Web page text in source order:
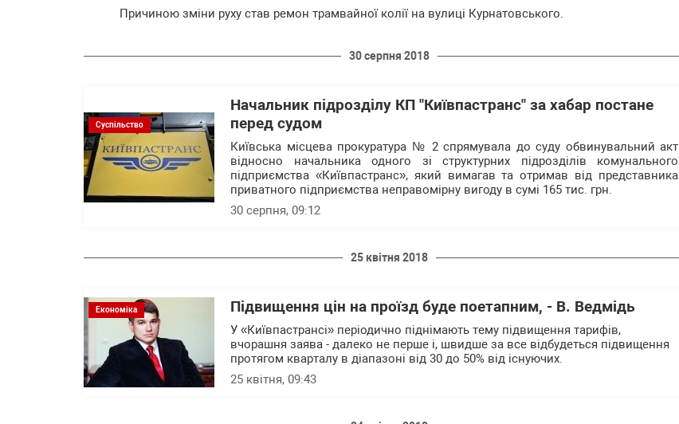
Причиною зміни руху став ремон трамвайної колії на вулиці Курнатовського.
30 серпня 2018
Суспільство
Начальник підрозділу КП "Київпастранс" за хабар постане
перед судом
Київська місцева прокуратура № 2 спрямувала до суду обвинувальний акт
відносно начальника одного зі структурних підрозділів комунального
підприємства «Київпастранс», який вимагав та отримав від представника
приватного підприємства неправомірну вигоду в сумі 165 тис. грн.
30 серпня, 09:12
25 квітня 2018
Економіка Підвищення цін на проїзд буде поетапним, - В. Ведмідь
У «Київпастрансі» періодично піднімають тему підвищення тарифів,
вчорашня заява - далеко не перше і, швидше за все відбудеться підвищення
протягом кварталу в діапазоні від 30 до 50% від існуючих.
25 квітня, 09:43